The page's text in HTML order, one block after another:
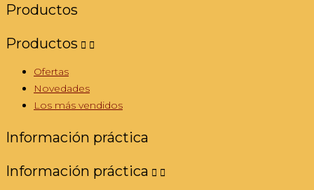
Productos
Productos  
Ofertas
Novedades
Los más vendidos
Información práctica
Información práctica  